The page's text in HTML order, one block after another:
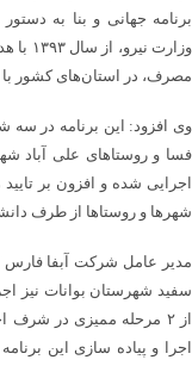
برنامه جهانی و بنا به
مصرف، در استان‌های کشور با
فسا و روستاهای علی آباد
اجرایی شده و افزون بر
شهرها و روستاها از طرف
مدیر عامل شرکت آبفا فارس
اجرا و پیاده سازی این